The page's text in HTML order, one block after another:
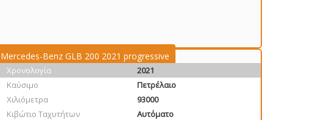
Mercedes-Benz GLB 200 2021 progressive
Χρονολογία
2021
Καύσιμο
Πετρέλαιο
Χιλιόμετρα
93000
Κιβώτιο Ταχυτήτων
Αυτόματο